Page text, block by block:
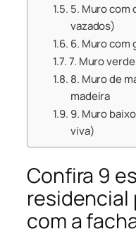
5. Muro com
vazados)
6. Muro com
7. Muro
8. Muro de
madeira
9. Muro
viva)
Confira 9
residencial
com a